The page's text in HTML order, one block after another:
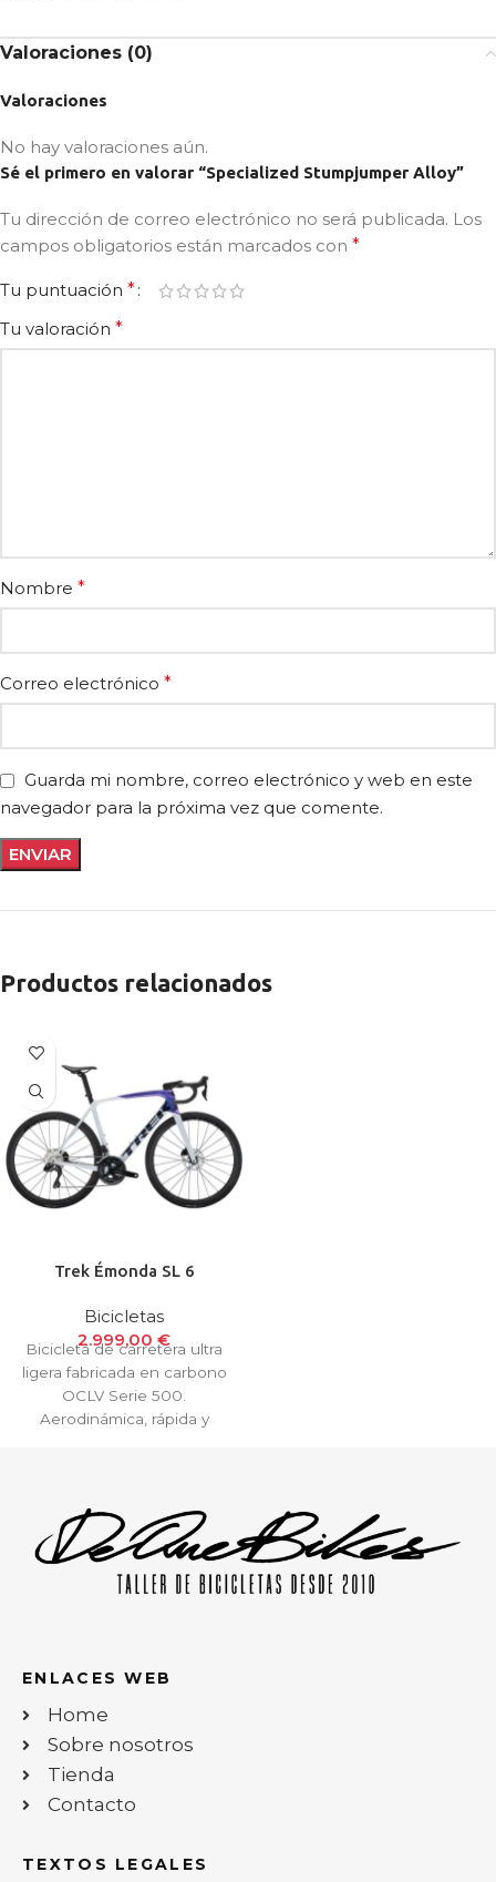
Valoraciones (0)
Valoraciones
No hay valoraciones aún.
Sé el primero en valorar “Specialized Stumpjumper Alloy”
Tu dirección de correo electrónico no será publicada. Los
campos obligatorios están marcados con *
Tu puntuación *
Tu valoración *
Nombre *
Correo electrónico *
Guarda mi nombre, correo electrónico y web en este
navegador para la próxima vez que comente.
Productos relacionados
Trek Émonda SL 6
Bicicletas
2.999,00 €
Bicicleta de carretera ultra
ligera fabricada en carbono
OCLV Serie 500.
Aerodinámica, rápida y
transferencia de potencia.
ENLACES WEB
Home
Sobre nosotros
Tienda
Contacto
TEXTOS LEGALES